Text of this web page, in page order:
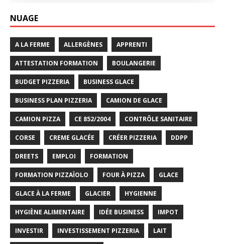
NUAGE
A LA FERME ALLERGÈNES APPRENTI
ATTESTATION FORMATION BOULANGERIE
BUDGET PIZZERIA BUSINESS GLACE
BUSINESS PLAN PIZZERIA CAMION DE GLACE
CAMION PIZZA CE 852/2004 CONTRÔLE SANITAIRE
CORSE CREME GLACÉE CRÉER PIZZERIA DDPP
DREETS EMPLOI FORMATION
FORMATION PIZZAÏOLO FOUR À PIZZA GLACE
GLACE À LA FERME GLACIER HYGIENNE
HYGIÈNE ALIMENTAIRE IDÉE BUSINESS IMPOT
INVESTIR INVESTISSEMENT PIZZERIA LAIT